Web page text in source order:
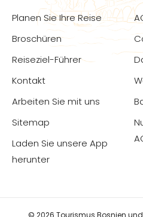
Planen Sie Ihre Reise
Broschüren
Reiseziel-Führer
Kontakt
Arbeiten Sie mit uns
Sitemap
Laden Sie unsere App
herunter
© 2026 Tourismus Bosnien